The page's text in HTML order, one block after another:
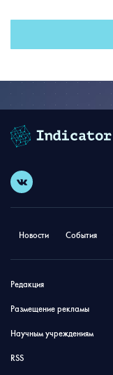
Новости События
Редакция
Размещение рекламы
Научным учреждениям
RSS